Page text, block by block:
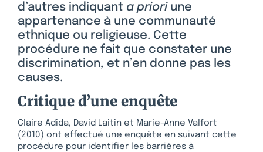
d’autres indiquant a prioriune
appartenance à une communauté
ethnique ou religieuse. Cette
procédure ne fait que constater une
discrimination, et n’en donne pas les
causes.
Critique d’une enquête
Claire Adida, David Laitin et Marie-Anne Valfort
(2010) ont effectué une enquête en suivant cette
procédure pour identifier les barrières à